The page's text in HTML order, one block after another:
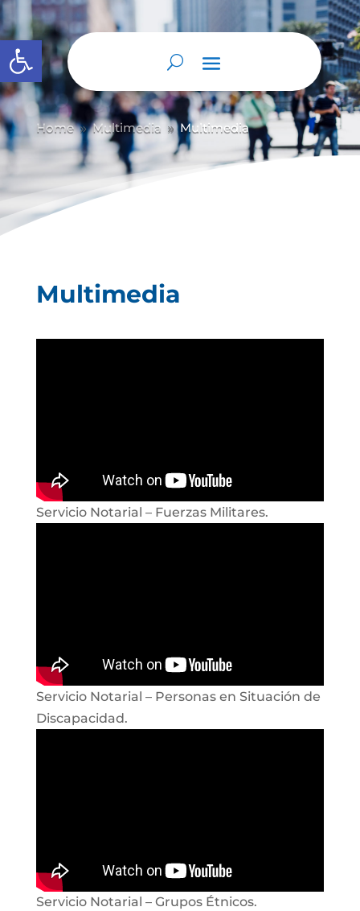
Abrir barra de herramientas
Home 9 Multimedia 9 Multimedia
Multimedia
Servicio Notarial – Fuerzas Militares.
Servicio Notarial – Personas en Situación de
Discapacidad.
Servicio Notarial – Grupos Étnicos.